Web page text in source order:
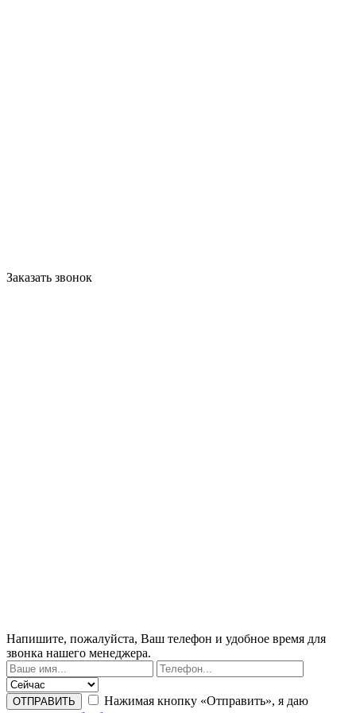
Заказать звонок
Напишите, пожалуйста, Ваш телефон и удобное время для
звонка нашего менеджера.
ОТПРАВИТЬ
Нажимая кнопку «Отправить», я даю